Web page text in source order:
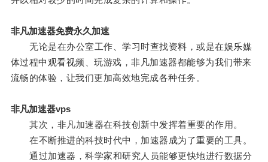
非凡加速器免费永久加速
无论是在办公室工作、学习时查找资料，或是在娱乐媒
体过程中观看视频、玩游戏，非凡加速器都能够为我们带来
流畅的体验，让我们更加高效地完成各种任务。
非凡加速器vps
其次，非凡加速器在科技创新中发挥着重要的作用。
在不断推进的科技时代中，加速器成为了重要的工具。
通过加速器，科学家和研究人员能够更快地进行数据分